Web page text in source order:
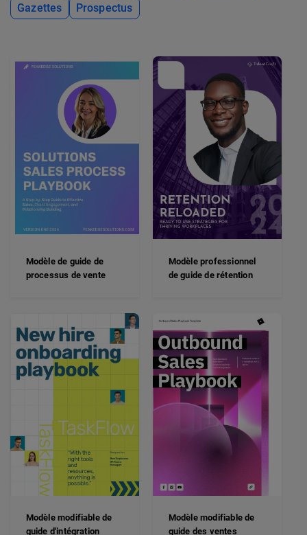
Gazettes
Prospectus
Modèle de guide de
processus de vente
Modèle professionnel
de guide de rétention
Modèle modifiable de
guide d'intégration
Modèle modifiable de
guide des ventes